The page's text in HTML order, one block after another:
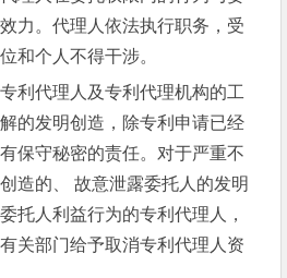
力。代理人依法执行职务，受
和个人不得干涉。
代理人及专利代理机构的工
的发明创造，除专利申请已经
保守秘密的责任。对于严重不
造的、 故意泄露委托人的发明
托人利益行为的专利代理人，
关部门给予取消专利代理人资